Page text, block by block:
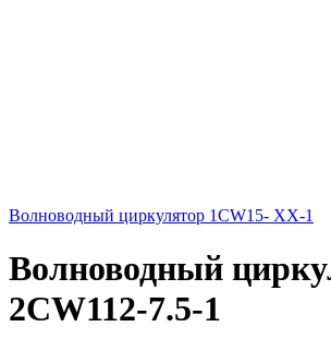
Волноводный циркулятор 1CW15- XX-1
Волноводный
2CW112-7.5-1